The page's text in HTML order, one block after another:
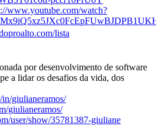
www.youtube.com/watch?
lista
por desenvolvimento de software
a lidar os desafios da vida, dos
giulianeramos/
giulianeramos/
user/show/35781387-giuliane